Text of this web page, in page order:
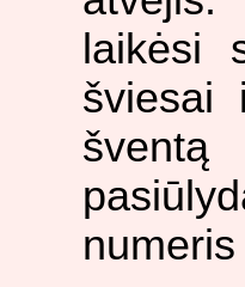
laikėsi
šviesai